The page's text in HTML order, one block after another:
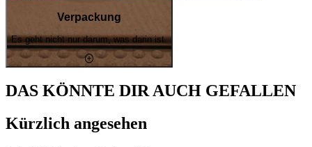
Verpackung
Es geht nicht nur darum, was darin ist.
DAS KÖNNTE DIR AUCH GEFALLEN
Kürzlich angesehen